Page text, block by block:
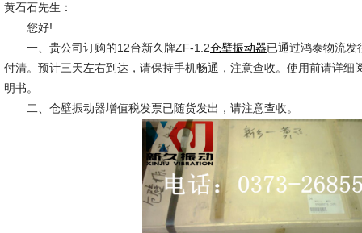
黄石石先生：
您好!
一、贵公司订购的12台新久牌ZF-1.2仓壁振动器已通过鸿泰物流发
付清。预计三天左右到达，请保持手机畅通，注意查收。使用前请详细
明书。
二、仓壁振动器增值税发票已随货发出，请注意查收。